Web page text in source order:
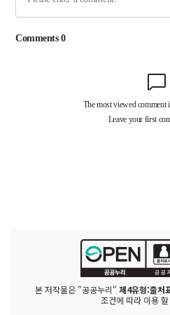
본 저작물은 "공공누리" 제4유형:출처
조건에 따라 이용